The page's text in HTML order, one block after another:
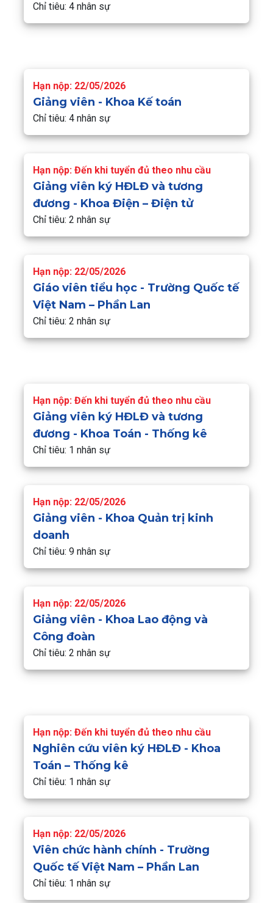
Chỉ tiêu: 4 nhân sự
Hạn nộp: 22/05/2026
Giảng viên - Khoa Kế toán
Chỉ tiêu: 4 nhân sự
Hạn nộp: Đến khi tuyển đủ theo nhu cầu
Giảng viên ký HĐLĐ và tương
đương - Khoa Điện – Điện tử
Chỉ tiêu: 2 nhân sự
Hạn nộp: 22/05/2026
Giáo viên tiểu học - Trường Quốc tế
Việt Nam – Phần Lan
Chỉ tiêu: 2 nhân sự
Hạn nộp: Đến khi tuyển đủ theo nhu cầu
Giảng viên ký HĐLĐ và tương
đương - Khoa Toán - Thống kê
Chỉ tiêu: 1 nhân sự
Hạn nộp: 22/05/2026
Giảng viên - Khoa Quản trị kinh
doanh
Chỉ tiêu: 9 nhân sự
Hạn nộp: 22/05/2026
Giảng viên - Khoa Lao động và
Công đoàn
Chỉ tiêu: 2 nhân sự
Hạn nộp: Đến khi tuyển đủ theo nhu cầu
Nghiên cứu viên ký HĐLĐ - Khoa
Toán – Thống kê
Chỉ tiêu: 1 nhân sự
Hạn nộp: 22/05/2026
Viên chức hành chính - Trường
Quốc tế Việt Nam – Phần Lan
Chỉ tiêu: 1 nhân sự